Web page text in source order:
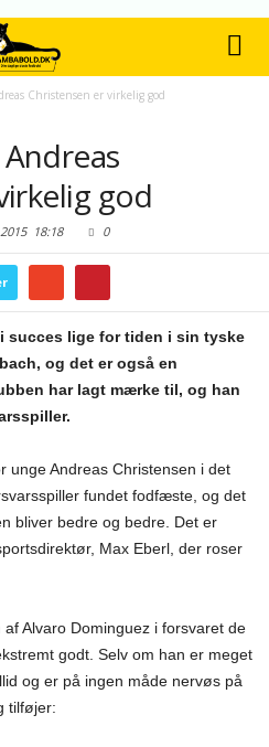
Christensen er virkelig god
god
18:18 0
succes lige for tiden i sin tyske
og det er også en
har lagt mærke til, og han
unge Andreas Christensen i det
fundet fodfæste, og det
bliver bedre og bedre. Det er
Max Eberl, der roser
Alvaro Dominguez i forsvaret de
godt. Selv om han er meget
og er på ingen måde nervøs på
tilføjer: